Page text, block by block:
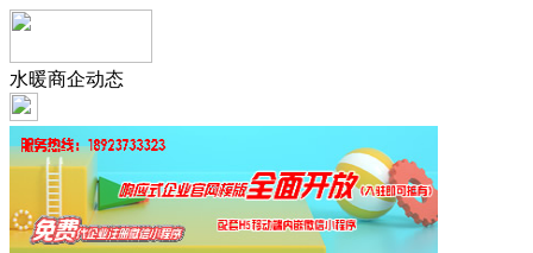
水暖商企动态